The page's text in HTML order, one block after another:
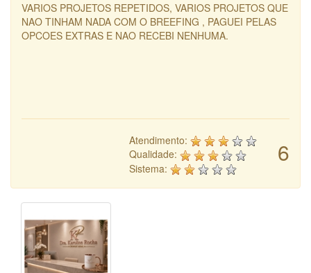
VARIOS PROJETOS REPETIDOS, VARIOS PROJETOS QUE
NAO TINHAM NADA COM O BREEFING , PAGUEI PELAS
OPCOES EXTRAS E NAO RECEBI NENHUMA.
6
Atendimento:
Qualidade:
Sistema: